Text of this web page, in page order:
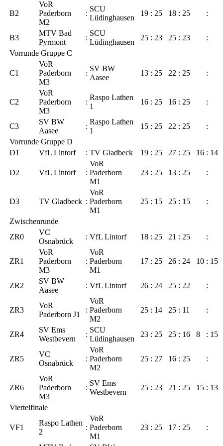
B2
VoR
Paderborn
M2
:
SCU
Lüdinghausen
19 : 25 18 : 25 :
B3
MTV Bad
Pyrmont
:
SCU
Lüdinghausen
25 : 23 25 : 23
:
Vorrunde Gruppe C
C1
VoR
Paderborn
M3
:
SV BW
Aasee
13 : 25 22 : 25 :
C2
VoR
Paderborn
M3
:
Raspo Lathen
1
16 : 25 16 : 25 :
C3
SV BW
Aasee
:
Raspo Lathen
1
15 : 25 22 : 25
:
Vorrunde Gruppe D
D1
VfL Lintorf : TV Gladbeck 19 : 25 27 : 25 16 : 14
D2 VfL Lintorf :
VoR
Paderborn
M1
23 : 25 13 : 25 :
D3 TV Gladbeck :
VoR
Paderborn
M1
25 : 15 25 : 15 :
Zwischenrunde
ZR0
VC
Osnabrück
: VfL Lintorf 18 : 25 21 : 25 :
ZR1
VoR
Paderborn
M3
:
VoR
Paderborn
M1
17 : 25 26 : 24 10 : 15
ZR2
SV BW
Aasee
: VfL Lintorf 26 : 24 25 : 22 :
ZR3
VoR
Paderborn J1
:
VoR
Paderborn
M2
25 : 14 25 : 11 :
ZR4
SV Ems
Westbevern
:
SCU
Lüdinghausen
23 : 25 25 : 16 8 : 15
ZR5
VC
Osnabrück
:
VoR
Paderborn
M2
25 : 27 16 : 25 :
ZR6
VoR
Paderborn
M3
:
SV Ems
Westbevern
25 : 23 21 : 25 15 : 13
Viertelfinale
VF1
Raspo Lathen
2
:
VoR
Paderborn
M1
23 : 25 17 : 25 :